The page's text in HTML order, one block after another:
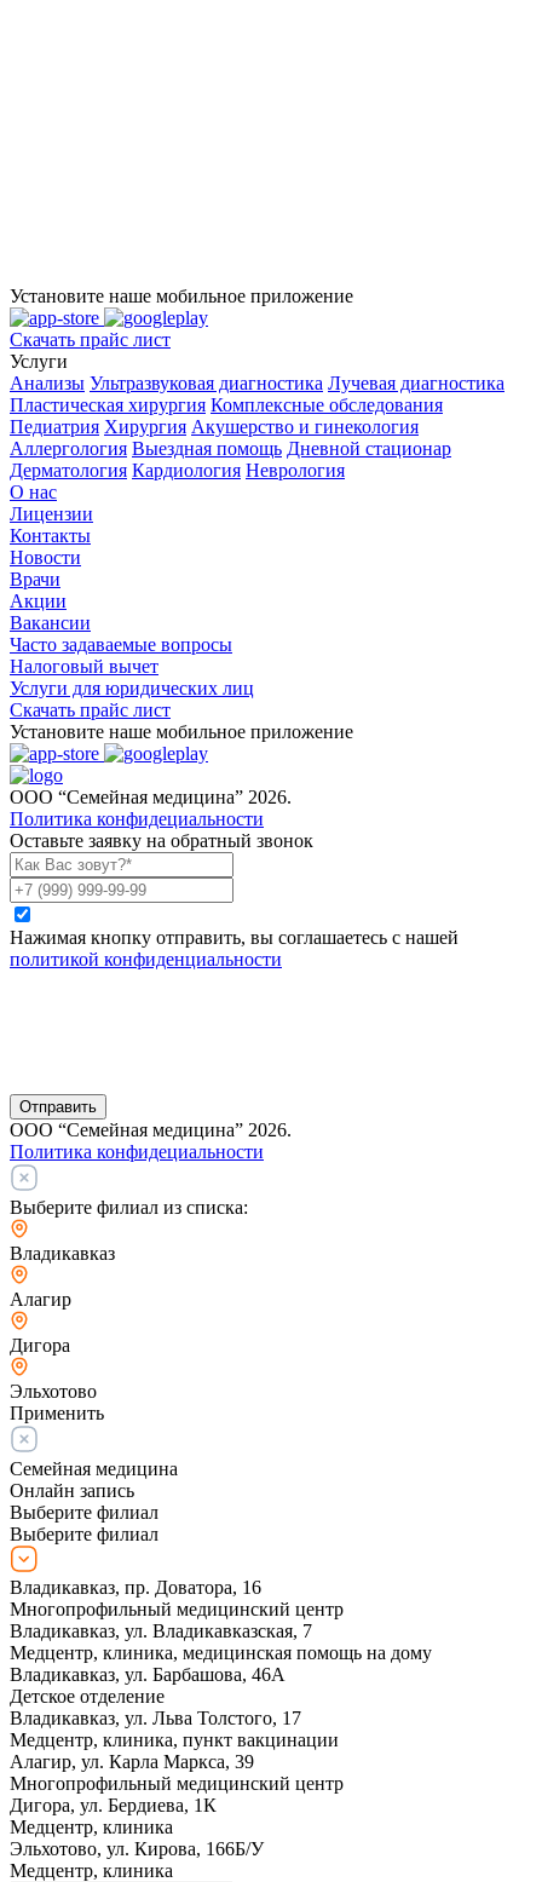
Установите наше мобильное приложение
Скачать прайс лист
Услуги
Анализы Ультразвуковая диагностика Лучевая диагностика
Пластическая хирургия Комплексные обследования
Педиатрия Хирургия Акушерство и гинекология
Аллергология Выездная помощь Дневной стационар
Дерматология Кардиология Неврология
О нас
Лицензии
Контакты
Новости
Врачи
Акции
Вакансии
Часто задаваемые вопросы
Налоговый вычет
Услуги для юридических лиц
Скачать прайс лист
Установите наше мобильное приложение
ООО “Семейная медицина” 2026.
Политика конфидециальности
Оставьте заявку на обратный звонок
Нажимая кнопку отправить, вы соглашаетесь с нашей
политикой конфиденциальности
Отправить
ООО “Семейная медицина” 2026.
Политика конфидециальности
Выберите филиал из списка:
Владикавказ
Алагир
Дигора
Эльхотово
Применить
Семейная медицина
Онлайн запись
Выберите филиал
Выберите филиал
Владикавказ, пр. Доватора, 16
Многопрофильный медицинский центр
Владикавказ, ул. Владикавказская, 7
Медцентр, клиника, медицинская помощь на дому
Владикавказ, ул. Барбашова, 46А
Детское отделение
Владикавказ, ул. Льва Толстого, 17
Медцентр, клиника, пункт вакцинации
Алагир, ул. Карла Маркса, 39
Многопрофильный медицинский центр
Дигора, ул. Бердиева, 1К
Медцентр, клиника
Эльхотово, ул. Кирова, 166Б/У
Медцентр, клиника